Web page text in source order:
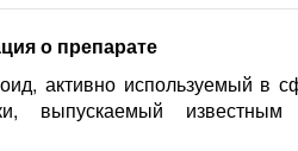
о препарате
активно используемый в
выпускаемый